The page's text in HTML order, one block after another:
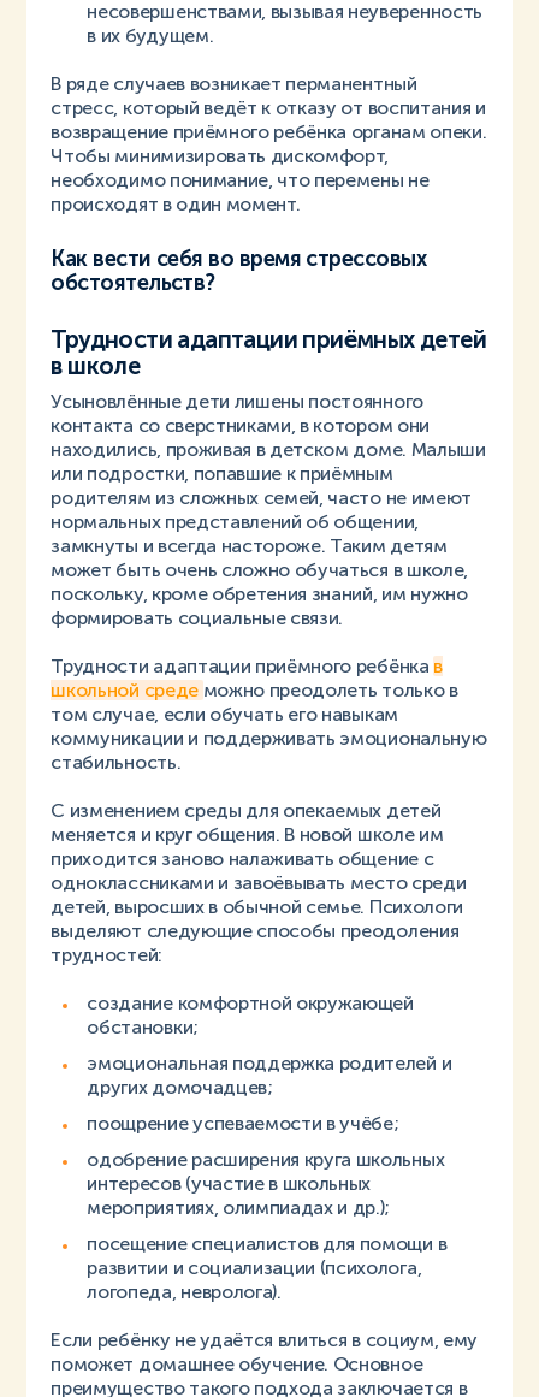
несовершенствами, вызывая неуверенность
в их будущем.
В ряде случаев возникает перманентный
стресс, который ведёт к отказу от воспитания и
возвращение приёмного ребёнка органам опеки.
Чтобы минимизировать дискомфорт,
необходимо понимание, что перемены не
происходят в один момент.
Как вести себя во время стрессовых
обстоятельств?
Трудности адаптации приёмных детей
в школе
Усыновлённые дети лишены постоянного
контакта со сверстниками, в котором они
находились, проживая в детском доме. Малыши
или подростки, попавшие к приёмным
родителям из сложных семей, часто не имеют
нормальных представлений об общении,
замкнуты и всегда настороже. Таким детям
может быть очень сложно обучаться в школе,
поскольку, кроме обретения знаний, им нужно
формировать социальные связи.
Трудности адаптации приёмного ребёнка в
школьной среде можно преодолеть только в
том случае, если обучать его навыкам
коммуникации и поддерживать эмоциональную
стабильность.
С изменением среды для опекаемых детей
меняется и круг общения. В новой школе им
приходится заново налаживать общение с
одноклассниками и завоёвывать место среди
детей, выросших в обычной семье. Психологи
выделяют следующие способы преодоления
трудностей:
создание комфортной окружающей
обстановки;
эмоциональная поддержка родителей и
других домочадцев;
поощрение успеваемости в учёбе;
одобрение расширения круга школьных
интересов (участие в школьных
мероприятиях, олимпиадах и др.);
посещение специалистов для помощи в
развитии и социализации (психолога,
логопеда, невролога).
Если ребёнку не удаётся влиться в социум, ему
поможет домашнее обучение. Основное
преимущество такого подхода заключается в